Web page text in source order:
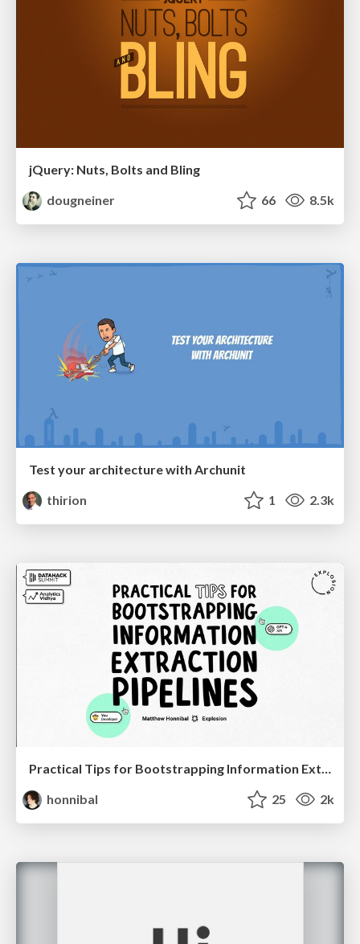
jQuery: Nuts, Bolts and Bling
dougneiner
66 8.5k
Test your architecture with Archunit
thirion
1 2.3k
Practical Tips for Bootstrapping Information Extraction Pipelines
honnibal
25 2k